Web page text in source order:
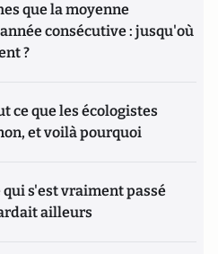
que la moyenne
consécutive : jusqu'où
?
ce que les écologistes
et voilà pourquoi
qui s'est vraiment passé
ailleurs